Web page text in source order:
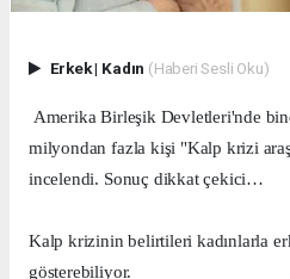
Erkek| Kadın (Haberi Sesli Oku)
Amerika Birleşik Devletleri'nde
milyondan fazla kişi "Kalp krizi
incelendi. Sonuç dikkat çekici…
Kalp krizinin belirtileri kadınlarla
gösterebiliyor.